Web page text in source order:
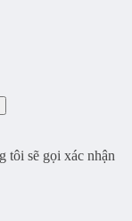
tôi sẽ gọi xác nhận